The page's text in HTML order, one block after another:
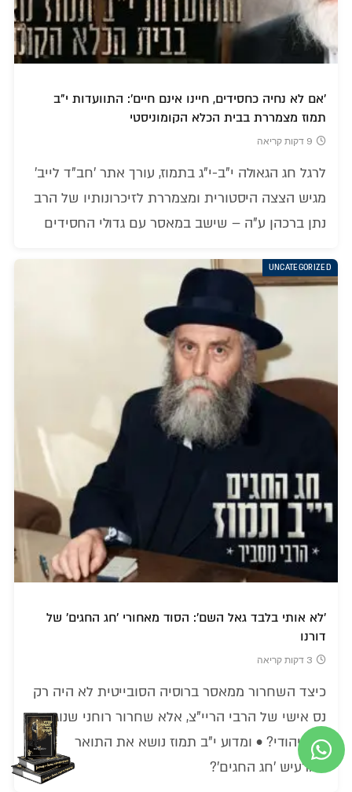
'אם לא נחיה כחסידים, חיינו אינם חיים': התוועדות י"ב
תמוז מצמררת בבית הכלא הקומוניסטי
9 דקות קריאה
לרגל חג הגאולה י"ב-י"ג בתמוז, עורך אתר 'חב"ד לייב'
מגיש הצצה היסטורית ומצמררת לזיכרונותיו של הרב
נתן ברכהן ע"ה – שישב במאסר עם גדולי החסידים
UNCATEGORIZED
'לא אותי בלבד גאל השם': הסוד מאחורי 'חג החגים' של
דורנו
3 דקות קריאה
כיצד השחרור ממאסר ברוסיה הסובייטית לא היה רק
נס אישי של הרבי הריי"צ, אלא שחרור רוחני שנוגע
לכל יהודי? • ומדוע י"ב תמוז נושא את התואר
המרעיש 'חג החגים'?